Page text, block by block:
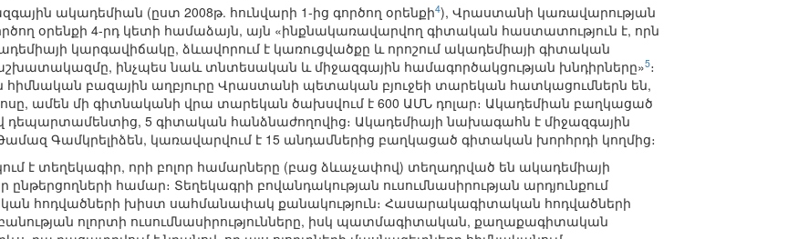
ակադեմիան (ըստ 2008թ. հունվարի 1-ից գործող օրենքի4), Վրաստանի կառավարության
օրենքի 4-րդ կետի համաձայն, այն «ինքնակառավարվող գիտական հաստատություն է, որն
կարգավիճակը, ձևավորում է կառուցվածքը և որոշում ակադեմիայի գիտական
ինչպես նաև տնտեսական և միջազգային համագործակցության խնդիրները»5։
բազային աղբյուրը Վրաստանի պետական բյուջեի տարեկան հատկացումներն են,
ամեն մի գիտնականի վրա տարեկան ծախսվում է 600 ԱՄՆ դոլար։ Ակադեմիան բաղկացած
դեպարտամենտից, 5 գիտական հանձնաժողովից։ Ակադեմիայի նախագահն է միջազգային
Գամկրելիձեն, կառավարվում է 15 անդամներից բաղկացած գիտական խորհրդի կողմից։
է տեղեկագիր, որի բոլոր համարները (բաց ձևաչափով) տեղադրված են ակադեմիայի
ընթերցողների համար։ Տեղեկագրի բովանդակության ուսումնասիրության արդյունքում
հոդվածների խիստ սահմանափակ քանակություն։ Հասարակագիտական հոդվածների
ոլորտի ուսումնասիրությունները, իսկ պատմագիտական, քաղաքագիտական